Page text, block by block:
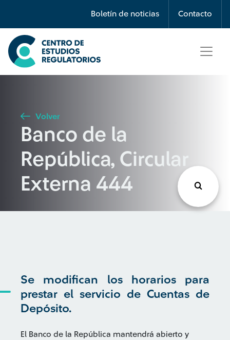
Boletín de noticias Contacto
Búsqueda
Seleccione país
Buscar
Volver
Banco de la
República, Circular
Externa 444
Se modifican los horarios para
prestar el servicio de Cuentas de
Depósito.
El Banco de la República mantendrá abierto y